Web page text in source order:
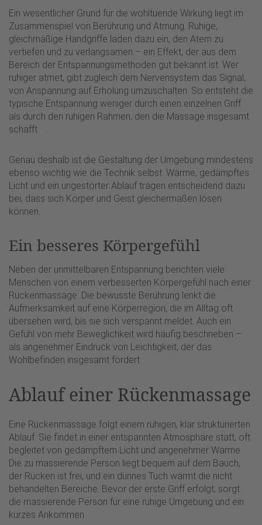
Ein wesentlicher Grund für die wohltuende Wirkung liegt im
Zusammenspiel von Berührung und Atmung. Ruhige,
gleichmäßige Handgriffe laden dazu ein, den Atem zu
vertiefen und zu verlangsamen – ein Effekt, der aus dem
Bereich der Entspannungsmethoden gut bekannt ist. Wer
ruhiger atmet, gibt zugleich dem Nervensystem das Signal,
von Anspannung auf Erholung umzuschalten. So entsteht die
typische Entspannung weniger durch einen einzelnen Griff
als durch den ruhigen Rahmen, den die Massage insgesamt
schafft.
Genau deshalb ist die Gestaltung der Umgebung mindestens
ebenso wichtig wie die Technik selbst. Wärme, gedämpftes
Licht und ein ungestörter Ablauf tragen entscheidend dazu
bei, dass sich Körper und Geist gleichermaßen lösen
können.
Ein besseres Körpergefühl
Neben der unmittelbaren Entspannung berichten viele
Menschen von einem verbesserten Körpergefühl nach einer
Rückenmassage. Die bewusste Berührung lenkt die
Aufmerksamkeit auf eine Körperregion, die im Alltag oft
übersehen wird, bis sie sich verspannt meldet. Auch ein
Gefühl von mehr Beweglichkeit wird häufig beschrieben –
als angenehmer Eindruck von Leichtigkeit, der das
Wohlbefinden insgesamt fördert.
Ablauf einer Rückenmassage
Eine Rückenmassage folgt einem ruhigen, klar strukturierten
Ablauf. Sie findet in einer entspannten Atmosphäre statt, oft
begleitet von gedämpftem Licht und angenehmer Wärme.
Die zu massierende Person liegt bequem auf dem Bauch,
der Rücken ist frei, und ein dünnes Tuch wärmt die nicht
behandelten Bereiche. Bevor der erste Griff erfolgt, sorgt
die massierende Person für eine ruhige Umgebung und ein
kurzes Ankommen.